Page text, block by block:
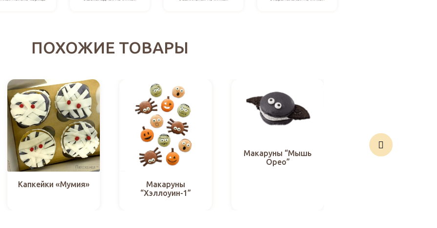
ПОХОЖИЕ ТОВАРЫ
Капкейки «Мумия»
Макаруны
“Хэллоуин-1”
Макаруны “Мышь
Орео”